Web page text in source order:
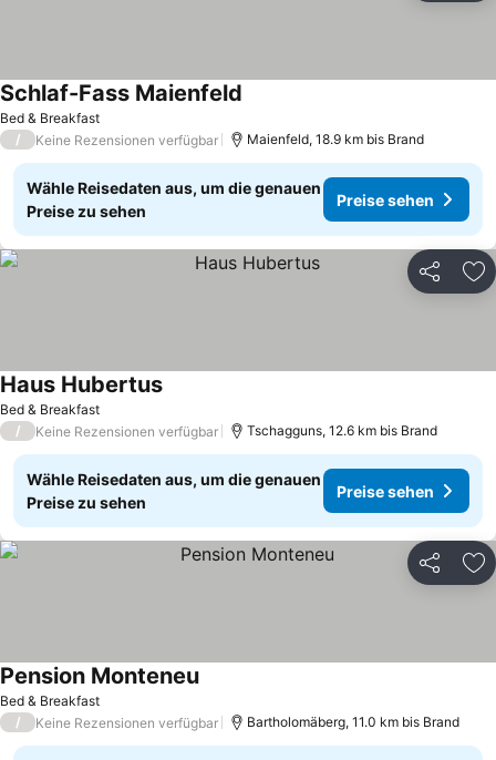
Bed & Breakfast
Schlaf-Fass Maienfeld
/ Keine Rezensionen verfügbar Maienfeld, 18.9 km bis Brand
Wähle Reisedaten aus, um die genauen
Preise zu sehen
Preise sehen
Teilen
Bed & Breakfast
Haus Hubertus
/ Keine Rezensionen verfügbar Tschagguns, 12.6 km bis Brand
Wähle Reisedaten aus, um die genauen
Preise zu sehen
Preise sehen
Teilen
Bed & Breakfast
Pension Monteneu
/ Keine Rezensionen verfügbar Bartholomäberg, 11.0 km bis Brand